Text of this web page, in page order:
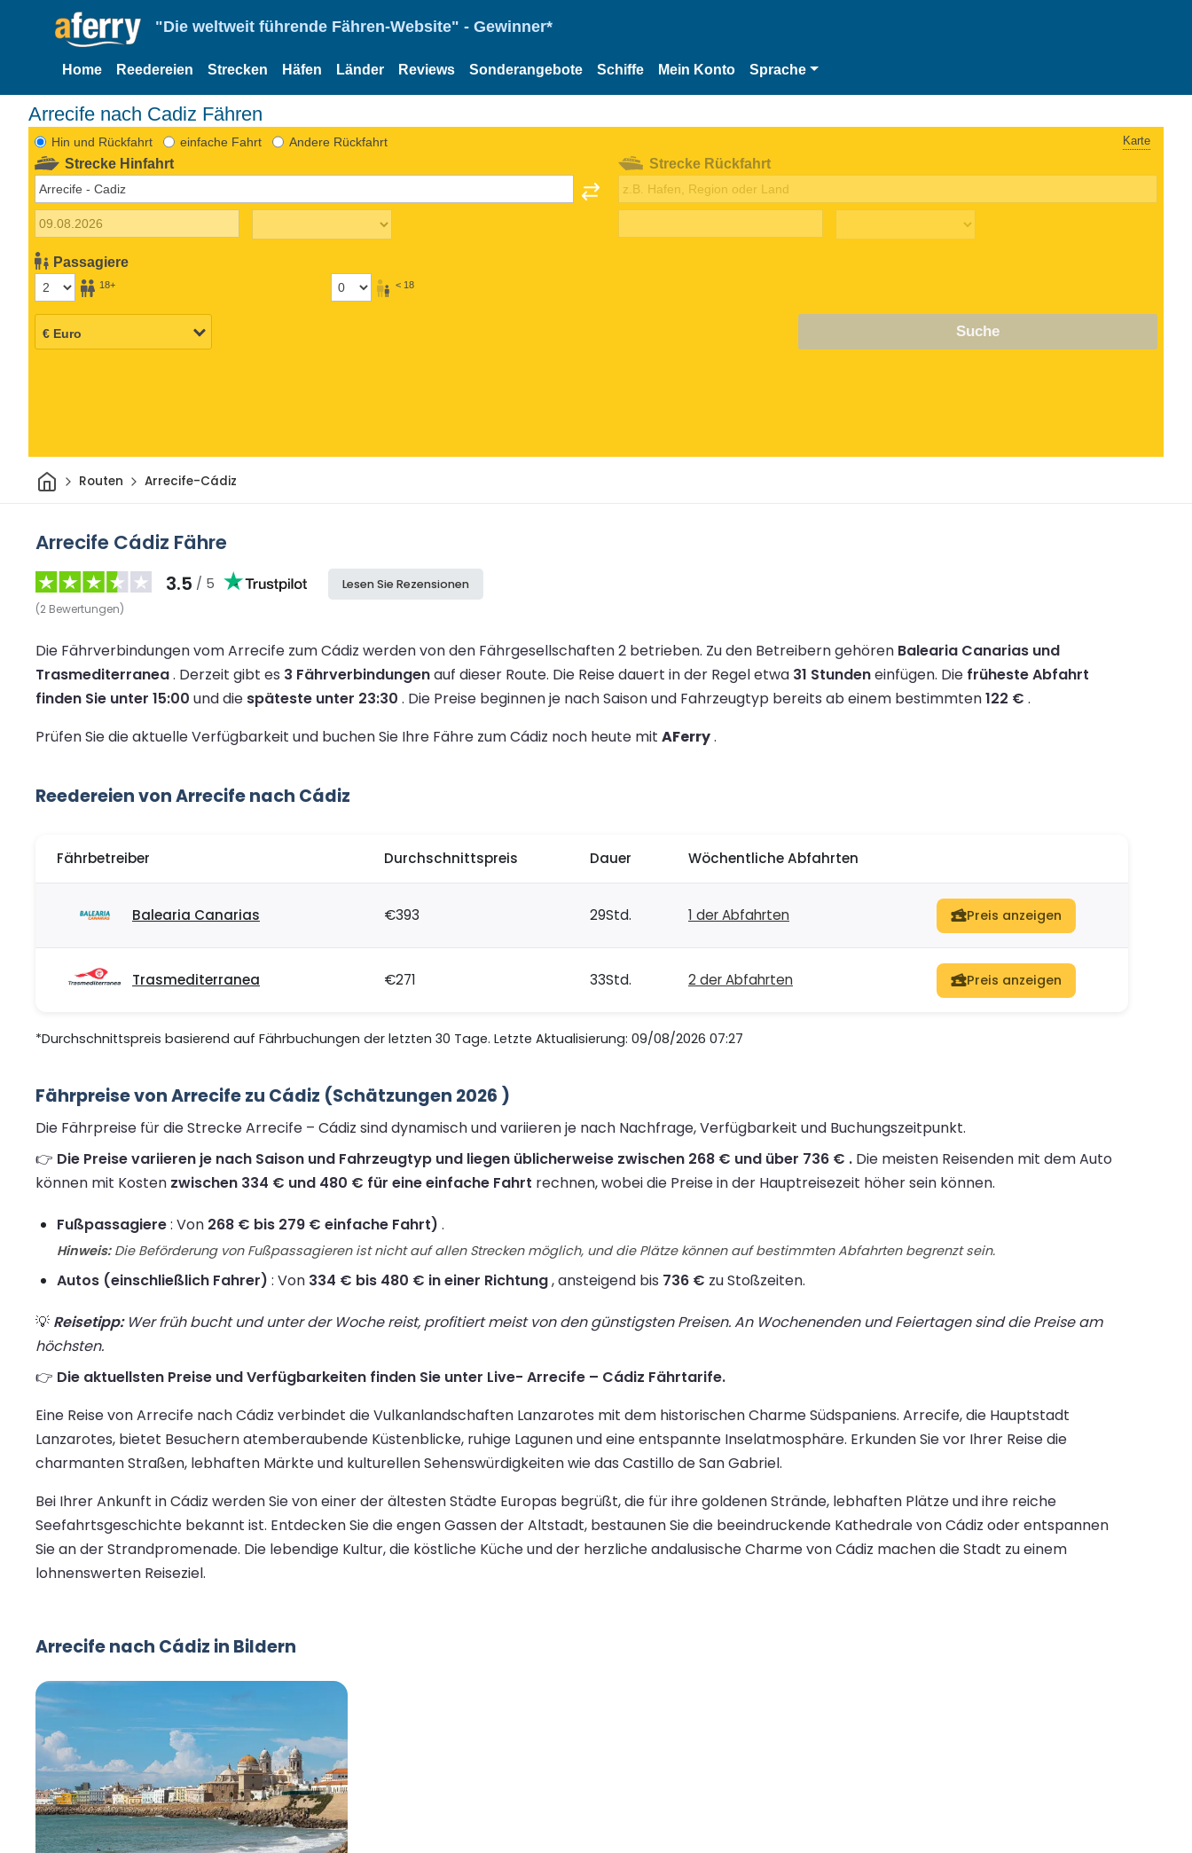
"Die weltweit führende Fähren-Website" - Gewinner*
Home Reedereien Strecken Häfen Länder Reviews Sonderangebote Schiffe Mein Konto Sprache
Arrecife nach Cadiz Fähren
Hin und Rückfahrt einfache Fahrt Andere Rückfahrt Karte
Strecke Hinfahrt
Passagiere
18+ < 18
Strecke Rückfahrt
Suche
HeimRouten Arrecife-Cádiz
Arrecife Cádiz Fähre
3.5 / 5
(2 Bewertungen)
Lesen Sie Rezensionen
Die Fährverbindungen vom Arrecife zum Cádiz werden von den Fährgesellschaften 2 betrieben. Zu den Betreibern gehören Balearia Canarias und
Trasmediterranea. Derzeit gibt es 3 Fährverbindungenauf dieser Route. Die Reise dauert in der Regel etwa 31 Stundeneinfügen. Die früheste Abfahrt
finden Sie unter 15:00 und die späteste unter 23:30 . Die Preise beginnen je nach Saison und Fahrzeugtyp bereits ab einem bestimmten122 € .
Prüfen Sie die aktuelle Verfügbarkeit und buchen Sie Ihre Fähre zum Cádiz noch heute mit AFerry.
Reedereien von Arrecife nach Cádiz
Fährbetreiber Durchschnittspreis Dauer Wöchentliche Abfahrten
Balearia Canarias €393 29Std. 1 der Abfahrten Preis anzeigen
Trasmediterranea €271 33Std. 2 der Abfahrten Preis anzeigen
*Durchschnittspreis basierend auf Fährbuchungen der letzten 30 Tage. Letzte Aktualisierung: 09/08/2026 07:27
Fährpreise von Arrecife zu Cádiz (Schätzungen 2026 )
Die Fährpreise für die Strecke Arrecife – Cádiz sind dynamisch und variieren je nach Nachfrage, Verfügbarkeit und Buchungszeitpunkt.
👉 Die Preise variieren je nach Saison und Fahrzeugtyp und liegen üblicherweise zwischen 268 € und über 736 € . Die meisten Reisenden mit dem Auto
können mit Kosten zwischen 334 € und 480 € für eine einfache Fahrt rechnen, wobei die Preise in der Hauptreisezeit höher sein können.
Fußpassagiere: Von 268 € bis 279 € einfache Fahrt) .
Hinweis:Die Beförderung von Fußpassagieren ist nicht auf allen Strecken möglich, und die Plätze können auf bestimmten Abfahrten begrenzt sein.
Autos (einschließlich Fahrer) : Von 334 € bis 480 € in einer Richtung, ansteigend bis 736 € zu Stoßzeiten.
💡 Reisetipp:Wer früh bucht und unter der Woche reist, profitiert meist von den günstigsten Preisen. An Wochenenden und Feiertagen sind die Preise am
höchsten.
👉 Die aktuellsten Preise und Verfügbarkeiten finden Sie unter Live- Arrecife – Cádiz Fährtarife.
Eine Reise von Arrecife nach Cádiz verbindet die Vulkanlandschaften Lanzarotes mit dem historischen Charme Südspaniens. Arrecife, die Hauptstadt
Lanzarotes, bietet Besuchern atemberaubende Küstenblicke, ruhige Lagunen und eine entspannte Inselatmosphäre. Erkunden Sie vor Ihrer Reise die
charmanten Straßen, lebhaften Märkte und kulturellen Sehenswürdigkeiten wie das Castillo de San Gabriel.
Bei Ihrer Ankunft in Cádiz werden Sie von einer der ältesten Städte Europas begrüßt, die für ihre goldenen Strände, lebhaften Plätze und ihre reiche
Seefahrtsgeschichte bekannt ist. Entdecken Sie die engen Gassen der Altstadt, bestaunen Sie die beeindruckende Kathedrale von Cádiz oder entspannen
Sie an der Strandpromenade. Die lebendige Kultur, die köstliche Küche und der herzliche andalusische Charme von Cádiz machen die Stadt zu einem
lohnenswerten Reiseziel.
Arrecife nach Cádiz in Bildern